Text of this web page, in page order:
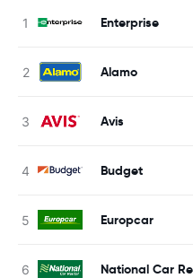
Enterprise
Alamo
Avis
Budget
Europcar
National Car